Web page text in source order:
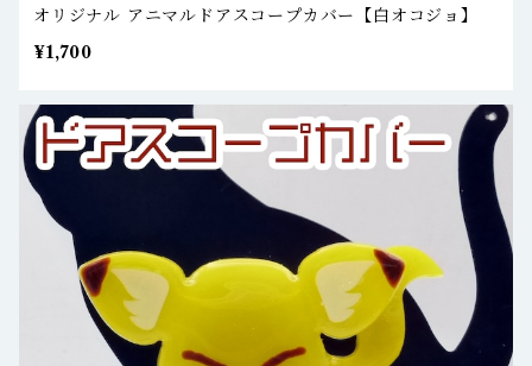
オリジナル アニマルドアスコープカバー【白オコジョ】
¥1,700